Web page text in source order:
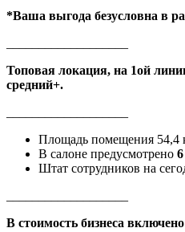
*Ваша выгода безусловна в
Топовая локация, на 1ой
средний+.
Площадь помещения 54,4
В салоне предусмотрено
Штат сотрудников на
В стоимость бизнеса